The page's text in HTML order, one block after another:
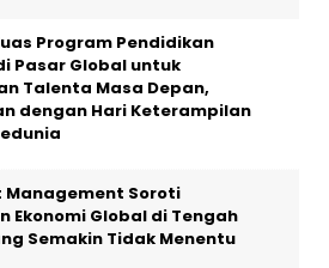
Program Pendidikan
Pasar Global untuk
Talenta Masa Depan,
dengan Hari Keterampilan
Management Soroti
Ekonomi Global di Tengah
Semakin Tidak Menentu